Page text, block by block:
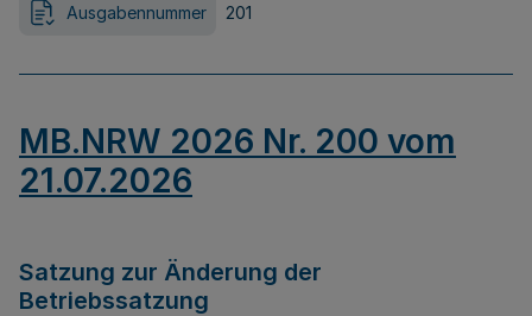
Ausgabennummer 201
MB.NRW 2026 Nr. 200 vom
21.07.2026
Satzung zur Änderung der
Betriebssatzung